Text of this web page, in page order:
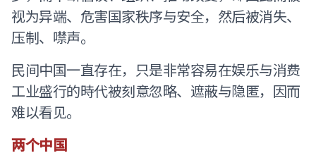
视为异端、危害国家秩序与安全，然后被消失、
压制、噤声。
民间中国一直存在，只是非常容易在娱乐与消费
工业盛行的時代被刻意忽略、遮蔽与隐匿，因而
难以看见。
两个中国